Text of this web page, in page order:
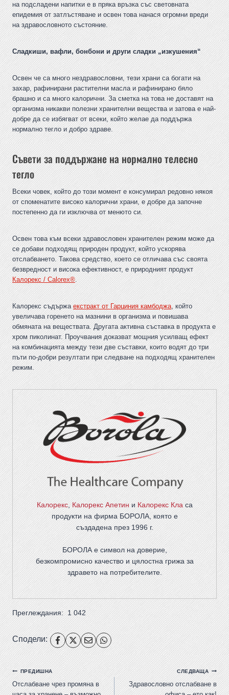
на подсладени напитки е в пряка връзка със световната
епидемия от затлъстяване и освен това нанася огромни вреди
на здравословното състояние.
Сладкиши, вафли, бонбони и други сладки „изкушения“
Освен че са много нездравословни, тези храни са богати на
захар, рафинирани растителни масла и рафинирано бяло
брашно и са много калорични. За сметка на това не доставят на
организма никакви полезни хранителни вещества и затова е най-
добре да се избягват от всеки, който желае да поддържа
нормално тегло и добро здраве.
Съвети за поддържане на нормално телесно
тегло
Всеки човек, който до този момент е консумирал редовно някоя
от споменатите високо калорични храни, е добре да започне
постепенно да ги изключва от менюто си.
Освен това към всеки здравословен хранителен режим може да
се добави подходящ природен продукт, който ускорява
отслабването. Такова средство, което се отличава със своята
безвредност и висока ефективност, е природният продукт
Калорекс / Calorex®.
Калорекс съдържа екстракт от Гарциния камбоджа, който
увеличава горенето на мазнини в организма и повишава
обмяната на веществата. Другата активна съставка в продукта е
хром пиколинат. Проучвания доказват мощния усилващ ефект
на комбинацията между тези две съставки, които водят до три
пъти по-добри резултати при следване на подходящ хранителен
режим.
Калорекс,Калорекс АпетиниКалорекс Класа
продукти на фирмаБОРОЛА, която е
създадена през 1996 г.
БОРОЛА е символ на доверие,
безкомпромисно качество и цялостна грижа за
здравето на потребителите.
Преглеждания: 1 042
Сподели:
ПРЕДИШНА
Отслабване чрез промяна в
СЛЕДВАЩА
Здравословно отслабване в